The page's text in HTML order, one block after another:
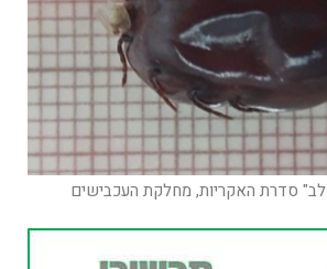
סדרת האקריות, מחלקת העכבישים